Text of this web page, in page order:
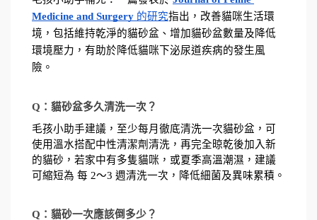
Medicine and Surgery 的研究指出，改善貓咪生活環
境，包括維持乾淨的貓砂盆、增加貓砂盆數量及降低
環境壓力，有助於降低貓咪下泌尿道疾病的發生風
險。
Q：貓砂盆多久清洗一次？
毛孩小助手建議，至少每月徹底清洗一次貓砂盆，可
使用溫水搭配中性清潔劑清洗，再完全晾乾後加入新
的貓砂，若家中有多隻貓咪，或夏季高溫潮濕，建議
可縮短為 每 2～3 週清洗一次，降低細菌及異味累積。
Q：貓砂一次應該倒多少？